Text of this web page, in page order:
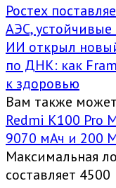
Ростех
АЭС, устойчивые
ИИ открыл
по ДНК: как
к здоровью
Вам также
Redmi K100 Pro
9070 мАч и 200
Максимальная
составляет 4500